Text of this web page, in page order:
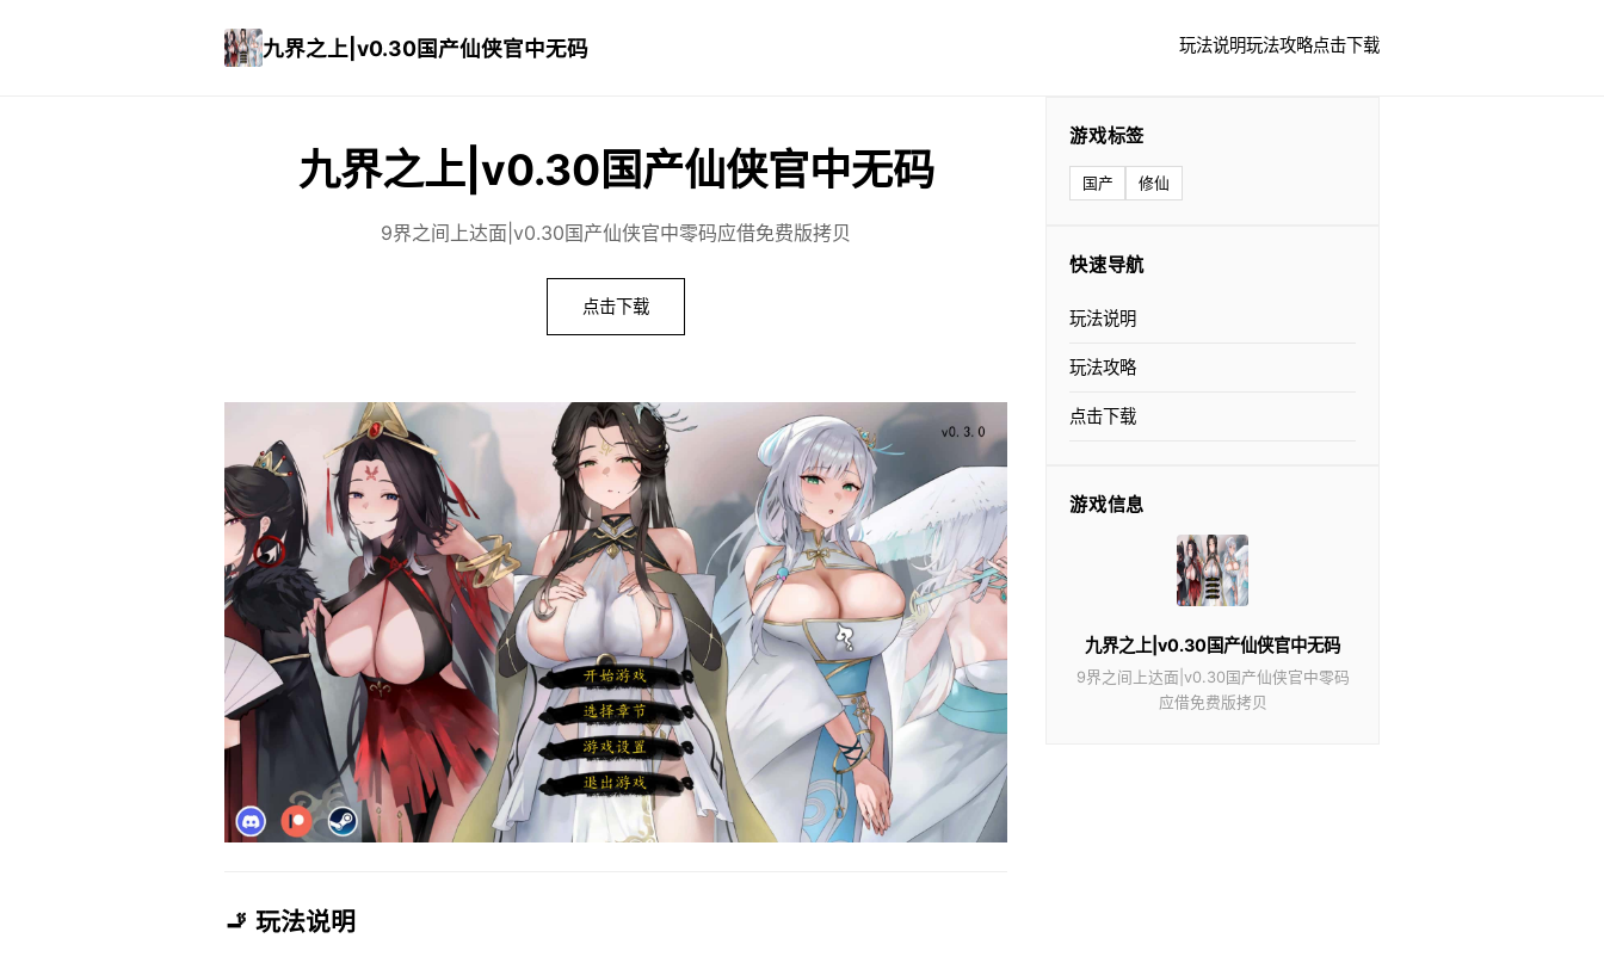
九界之上|v0.30国产仙侠官中无码 玩法说明玩法攻略点击下载
九界之上|v0.30国产仙侠官中无码
9界之间上达面|v0.30国产仙侠官中零码应借免费版拷贝
点击下载
🚬 玩法说明
游戏标签
国产 修仙
快速导航
玩法说明
玩法攻略
点击下载
游戏信息
九界之上|v0.30国产仙侠官中无码
9界之间上达面|v0.30国产仙侠官中零码
应借免费版拷贝